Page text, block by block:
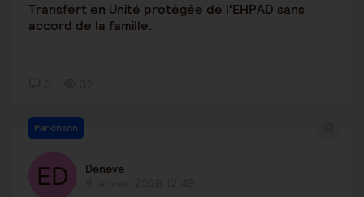
Transfert en Unité protégée de l'EHPAD sans
accord de la famille.
Parkinson
Deneve